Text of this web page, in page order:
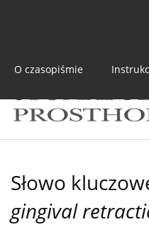
O czasopiśmie
Słowo
gingival